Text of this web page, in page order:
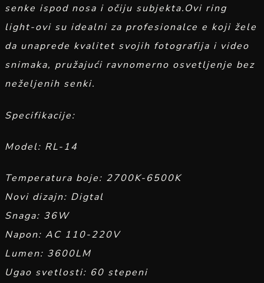
senke ispod nosa i očiju subjekta.Ovi ring
light-ovi su idealni za profesionalce e koji žele
da unaprede kvalitet svojih fotografija i video
snimaka, pružajući ravnomerno osvetljenje bez
neželjenih senki.
Specifikacije:
Model: RL-14
Temperatura boje: 2700K-6500K
Novi dizajn: Digtal
Snaga: 36W
Napon: AC 110-220V
Lumen: 3600LM
Ugao svetlosti: 60 stepeni